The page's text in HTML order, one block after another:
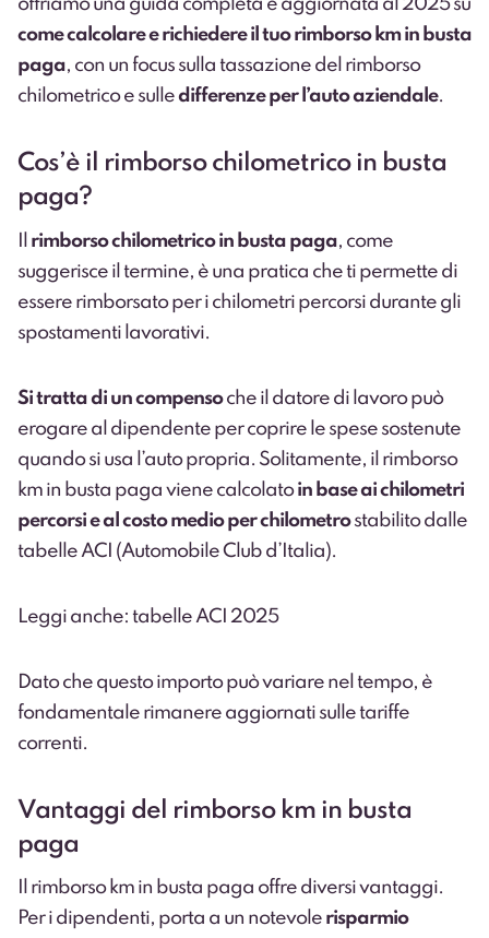
offriamo una guida completa e aggiornata al 2025 su
come calcolare e richiedere il tuo rimborso km in busta
paga, con un focus sulla tassazione del rimborso
chilometrico e sulledifferenze per l’auto aziendale.
Cos’è il rimborso chilometrico in busta
paga?
rimborso chilometrico in busta paga, come
suggerisce il termine, è una pratica che ti permette di
essere rimborsato per i chilometri percorsi durante gli
spostamenti lavorativi.
Si tratta di un compensoche il datore di lavoro può
erogare al dipendente per coprire le spese sostenute
quando si usa l’auto propria. Solitamente, il rimborso
km in busta paga viene calcolatoin base ai chilometri
percorsi e al costo medio per chilometrostabilito dalle
tabelle ACI (Automobile Club d’Italia).
Leggi anche: tabelle ACI 2025
Dato che questo importo può variare nel tempo, è
fondamentale rimanere aggiornati sulle tariffe
correnti.
Vantaggi del rimborso km in busta
paga
Il rimborso km in busta paga offre diversi vantaggi.
Per i dipendenti, porta a un notevole risparmio